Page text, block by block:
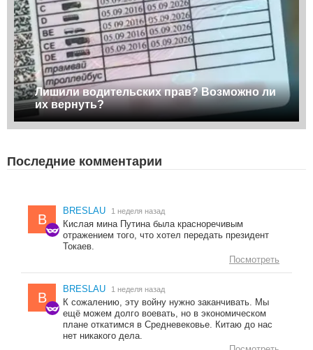
Лишили водительских прав? Возможно ли
их вернуть?
Последние комментарии
B
BRESLAU 1 неделя назад
Кислая мина Путина была красноречивым
отражением того, что хотел передать президент
Токаев.
Посмотреть
B
BRESLAU 1 неделя назад
К сожалению, эту войну нужно заканчивать. Мы
ещё можем долго воевать, но в экономическом
плане откатимся в Средневековье. Китаю до нас
нет никакого дела.